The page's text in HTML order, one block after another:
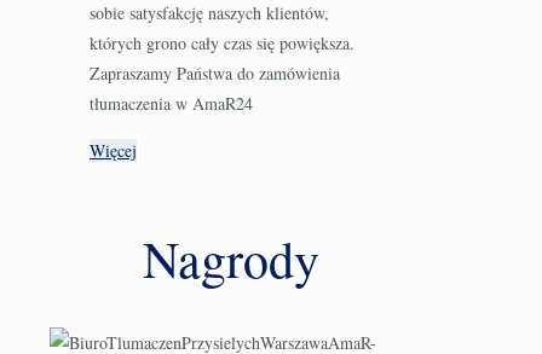
sobie satysfakcję naszych klientów,
których grono cały czas się powiększa.
Zapraszamy Państwa do zamówienia
tłumaczenia w AmaR24
Więcej
Nagrody